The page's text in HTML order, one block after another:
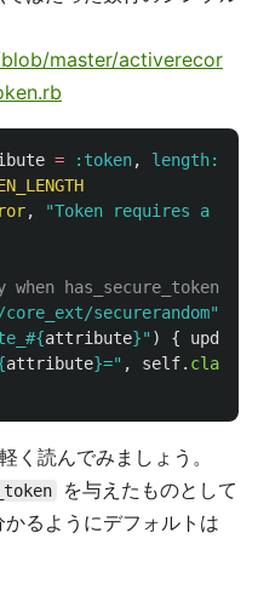
master/activerecor
= :token, length:
,
"Token requires a
when has_secure_token is
securerandom"
#{attribute}" ) {
update!
attribute}=" , self. class
く読んでみましょう。
を与えたものとして
るようにデフォルトは